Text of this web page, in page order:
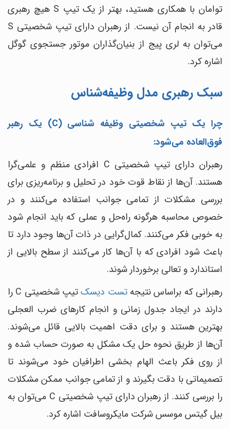
توامان با همکاری هستید، بهتر از یک تیپ S هیچ رهبری
قادر به انجام آن نیست.
از رهبران دارای تیپ شخصیتی S
می‌توان به لری پیج از بنیان‌گذاران موتور جستجوی گوگل
اشاره کرد.
سبک رهبری مدل وظیفه‌شناس
چرا یک تیپ شخصیتی وظیفه شناسی (C) یک رهبر
فوق‌العاده می‌شود:
رهبران دارای تیپ شخصیتی C افرادی منظم و علمی‌گرا
هستند. آن‌ها از نقاط قوت خود در تحلیل و برنامه‌ریزی برای
بررسی مشکلات از تمامی جوانب استفاده می‌کنند و در
خصوص محاسبه هرگونه راه‌حل و عملی که باید انجام شود
به خوبی فکر می‌کنند. کمال‌گرایی در ذات آن‌ها وجود دارد تا
باعث شود افرادی که با آن‌ها کار می‌کنند از سطح بالایی از
استاندارد و تعالی برخوردار شوند.
رهبرانی که براساس نتیجهتست دیسک
تیپ شخصیتی C را
دارند در ایجاد جدول زمانی و انجام کارهای ضرب العجلی
بهترین هستند و برای دقت اهمیت بالایی قائل می‌شوند.
آن‌ها از طریق نحوه حل یک مشکل به صورت حساب شده و
از روی فکر باعث الهام بخشی اطرافیان خود می‌شوند تا
تصمیماتی با دقت بگیرند و از تمامی جوانب ممکن مشکلات
را بررسی کنند.
از رهبران دارای تیپ شخصیتی C می‌توان به
بیل گیتس موسس شرکت مایکروسافت اشاره کرد.